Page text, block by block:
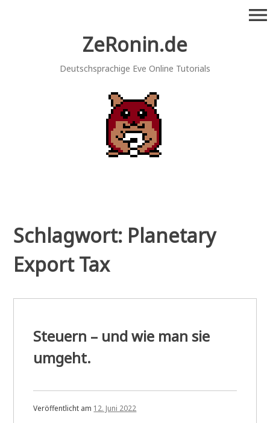
ZeRonin.de
Deutschsprachige Eve Online Tutorials
menu
Schlagwort: Planetary
Export Tax
Steuern – und wie man sie
umgeht.
Veröffentlicht am 12. Juni 2022